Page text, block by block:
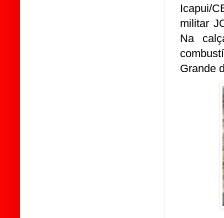
Icapui/
militar
Na
Grande